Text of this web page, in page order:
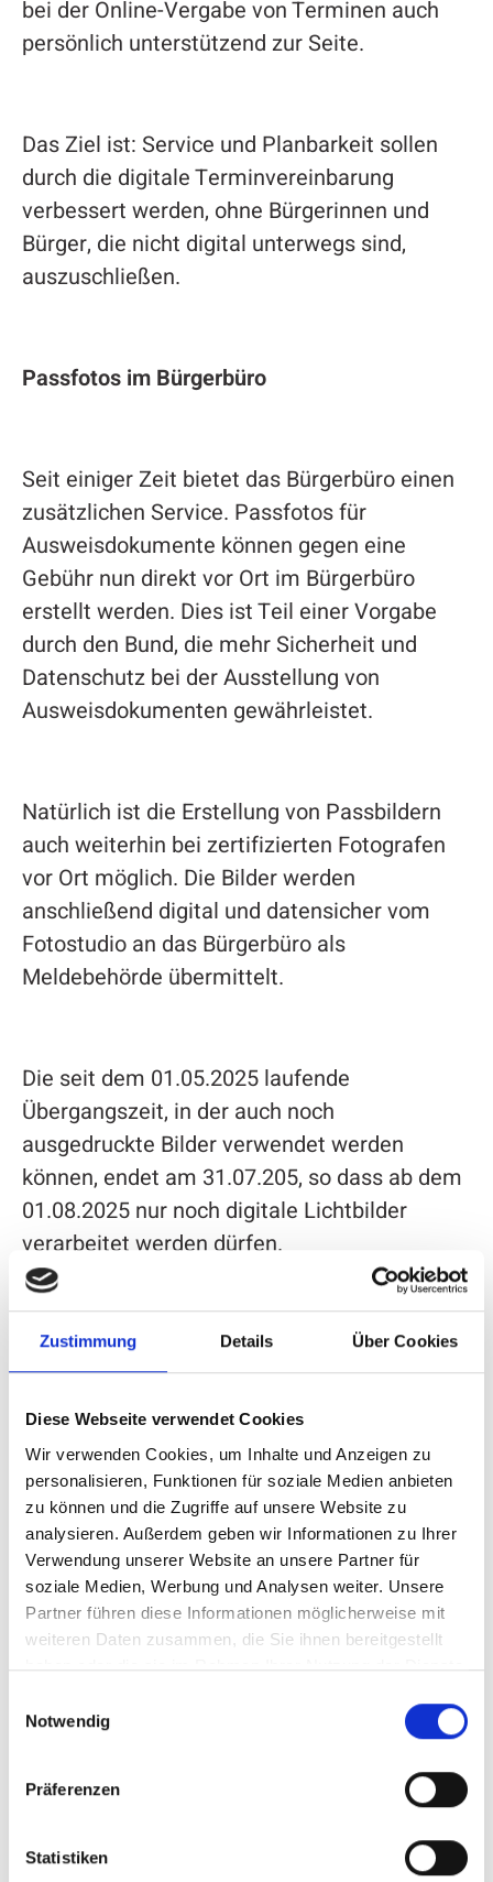
Zustimmung Details Über Cookies
Diese Webseite verwendet Cookies
Wir verwenden Cookies, um Inhalte und Anzeigen zu
personalisieren, Funktionen für soziale Medien anbieten
zu können und die Zugriffe auf unsere Website zu
analysieren. Außerdem geben wir Informationen zu Ihrer
Verwendung unserer Website an unsere Partner für
soziale Medien, Werbung und Analysen weiter. Unsere
Partner führen diese Informationen möglicherweise mit
weiteren Daten zusammen, die Sie ihnen bereitgestellt
haben oder die sie im Rahmen Ihrer Nutzung der Dienste
Notwendig
Präferenzen
Statistiken
bei der Online-Vergabe von Terminen auch
persönlich unterstützend zur Seite.
Das Ziel ist: Service und Planbarkeit sollen
durch die digitale Terminvereinbarung
verbessert werden, ohne Bürgerinnen und
Bürger, die nicht digital unterwegs sind,
auszuschließen.
Passfotos im Bürgerbüro
Seit einiger Zeit bietet das Bürgerbüro einen
zusätzlichen Service. Passfotos für
Ausweisdokumente können gegen eine
Gebühr nun direkt vor Ort im Bürgerbüro
erstellt werden. Dies ist Teil einer Vorgabe
durch den Bund, die mehr Sicherheit und
Datenschutz bei der Ausstellung von
Ausweisdokumenten gewährleistet.
Natürlich ist die Erstellung von Passbildern
auch weiterhin bei zertifizierten Fotografen
vor Ort möglich. Die Bilder werden
anschließend digital und datensicher vom
Fotostudio an das Bürgerbüro als
Meldebehörde übermittelt.
Die seit dem 01.05.2025 laufende
Übergangszeit, in der auch noch
ausgedruckte Bilder verwendet werden
können, endet am 31.07.205, so dass ab dem
01.08.2025 nur noch digitale Lichtbilder
verarbeitet werden dürfen.
Besonderheiten bei Kinderfotos
Aktuellgibt es bei der Bilderstellung von
Kindern unter zehn Jahren noch technische
Einschränkungen. Für diese Altersgruppe
müssen biometrische Passbilder weiterhin
bei einem zertifizierten Fotografen
angefertigt und digital übermittelt werden.
Die Bundesdruckerei arbeitet an einer Lösung
für dieses Problem.
Lange Öffnungszeiten und kurze Wartezeiten